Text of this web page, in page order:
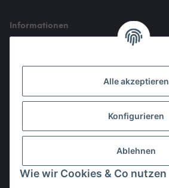
Informationen
Alle akzeptieren
Konfigurieren
Ablehnen
Wie wir Cookies & Co nutzen